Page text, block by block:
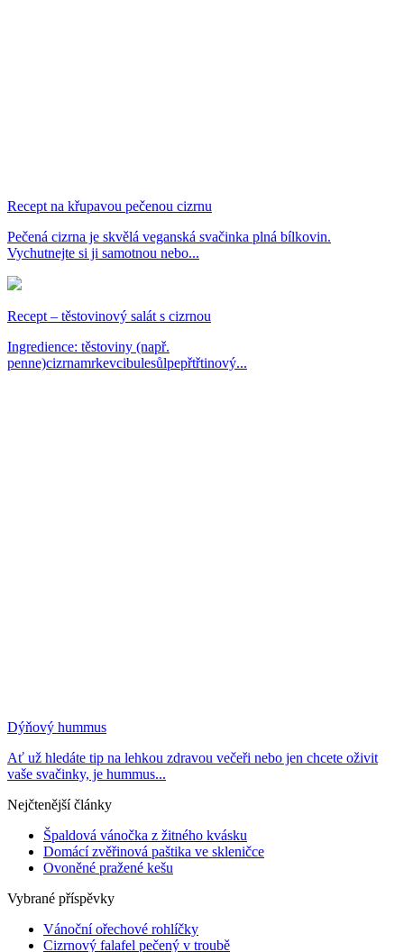
Recept na křupavou pečenou cizrnu
Pečená cizrna je skvělá veganská svačinka plná bílkovin.
Vychutnejte si ji samotnou nebo...
Recept – těstovinový salát s cizrnou
Ingredience: těstoviny (např.
penne)cizrnamrkevcibulesůlpepřtřtinový...
Dýňový hummus
Ať už hledáte tip na lehkou zdravou večeři nebo jen chcete oživit
vaše svačinky, je hummus...
Nejčtenější články
Špaldová vánočka z žitného kvásku
Domácí zvěřinová paštika ve skleničce
Ovoněné pražené kešu
Vybrané příspěvky
Vánoční ořechové rohlíčky
Cizrnový falafel pečený v troubě